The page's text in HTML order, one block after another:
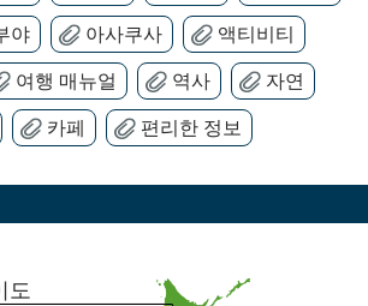
야 아사쿠사 액티비티
여행 매뉴얼 역사 자연
카페 편리한 정보
도